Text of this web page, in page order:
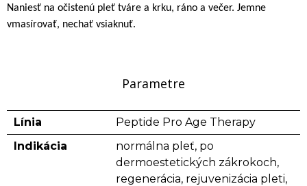
Naniesť na očistenú pleť tváre a krku, ráno a večer. Jemne
vmasírovať, nechať vsiaknuť.
Parametre
Línia
Peptide Pro Age Therapy
Indikácia
normálna pleť, po
dermoestetických zákrokoch,
regenerácia, rejuvenizácia pleti,